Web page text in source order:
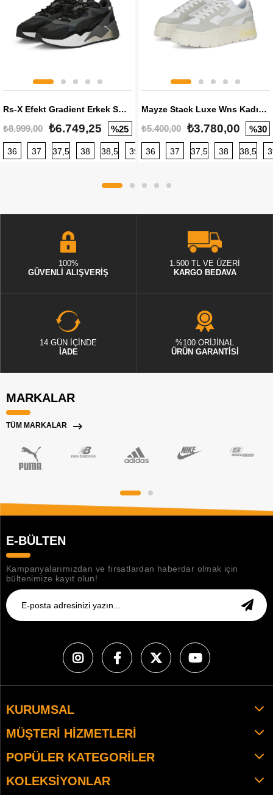
Rs-X Efekt Gradient Erkek Sneaker
₺8.999,00 ₺6.749,25 %25
36 37 37,5 38 38,5 39 40 40,5 41 42 42,5
Mayze Stack Luxe Wns Kadın Sneaker
₺5.400,00 ₺3.780,00 %30
36 37 37,5 38 38,5
100%
GÜVENLİ ALIŞVERİŞ
1.500 TL VE ÜZERİ
KARGO BEDAVA
14 GÜN İÇİNDE
İADE
%100 ORİJİNAL
ÜRÜN GARANTİSİ
MARKALAR
TÜM MARKALAR
E-BÜLTEN
Kampanyalarımızdan ve fırsatlardan haberdar olmak için
bültenimize kayıt olun!
KURUMSAL
MÜŞTERI HIZMETLERI
POPÜLER KATEGORILER
KOLEKSIYONLAR